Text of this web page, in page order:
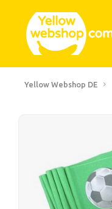
Yellow Webshop DE